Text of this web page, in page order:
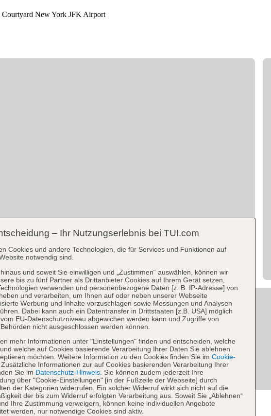
– Ihr Nutzungserlebnis bei TUI.com
Cookies und andere Technologien, die für Services und Funktionen auf
notwendig sind.
und soweit Sie einwilligen und „Zustimmen“ auswählen, können wir
bis zu fünf Partner als Drittanbieter Cookies auf Ihrem Gerät setzen,
verwenden und personenbezogene Daten [z. B. IP-Adresse] von
und verarbeiten, um Ihnen auf oder neben unserer Webseite
Werbung und Inhalte vorzuschlagen sowie Messungen und Analysen
Dabei kann auch ein Datentransfer in Drittstaaten [z.B. USA] möglich
EU-Datenschutzniveau abgewichen werden kann und Zugriffe von
nicht ausgeschlossen werden können.
mehr Informationen unter "Einstellungen" finden und entscheiden, welche
welche auf Cookies basierende Verarbeitung Ihrer Daten Sie ablehnen
möchten. Weitere Information zu den Cookies finden Sie im Cookie-
. Zusätzliche Informationen zur auf Cookies basierenden Verarbeitung Ihrer
Sie im Datenschutz-Hinweis . Sie können zudem jederzeit Ihre
über "Cookie-Einstellungen" [in der Fußzeile der Webseite] durch
der Kategorien widerrufen. Ein solcher Widerruf wirkt sich nicht auf die
der bis zum Widerruf erfolgten Verarbeitung aus. Soweit Sie „Ablehnen“
Ihre Zustimmung verweigern, können keine individuellen Angebote
werden, nur notwendige Cookies sind aktiv.